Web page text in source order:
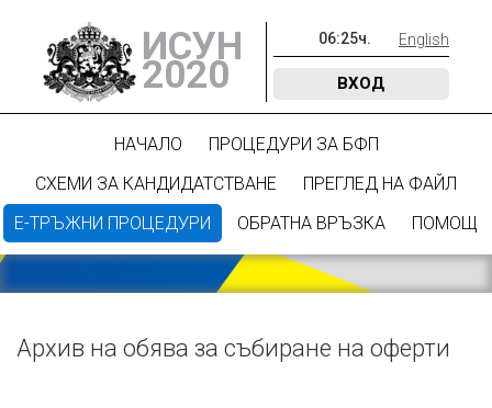
ИСУН
2020
06:25ч. English
ВХОД
НАЧАЛО
ПРОЦЕДУРИ ЗА БФП
СХЕМИ ЗА КАНДИДАТСТВАНЕ
ПРЕГЛЕД НА ФАЙЛ
Е-ТРЪЖНИ ПРОЦЕДУРИ
ОБРАТНА ВРЪЗКА ПОМОЩ
Архив на обява за събиране на оферти